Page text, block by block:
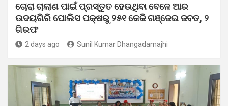
ଚୋରା ଚାଲାଣ ପାଇଁ ପ୍ରସ୍ତୁତ ହେଉଥିବା ବେଳେ ଆର
ଉଦୟଗିରି ପୋଲିସ ପକ୍ଷରୁ ୨୫୧ କେଜି ଗଞ୍ଜେଇ ଜବତ, ୨
ଗିରଫ
2 days ago Sunil Kumar Dhangadamajhi